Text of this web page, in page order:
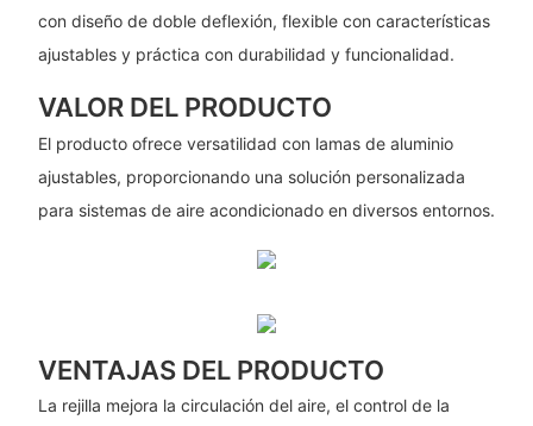
con diseño de doble deflexión, flexible con características
ajustables y práctica con durabilidad y funcionalidad.
VALOR DEL PRODUCTO
El producto ofrece versatilidad con lamas de aluminio
ajustables, proporcionando una solución personalizada
para sistemas de aire acondicionado en diversos entornos.
VENTAJAS DEL PRODUCTO
La rejilla mejora la circulación del aire, el control de la